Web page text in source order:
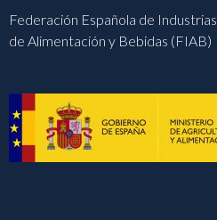
Federación Española de Industrias
de Alimentación y Bebidas (FIAB)